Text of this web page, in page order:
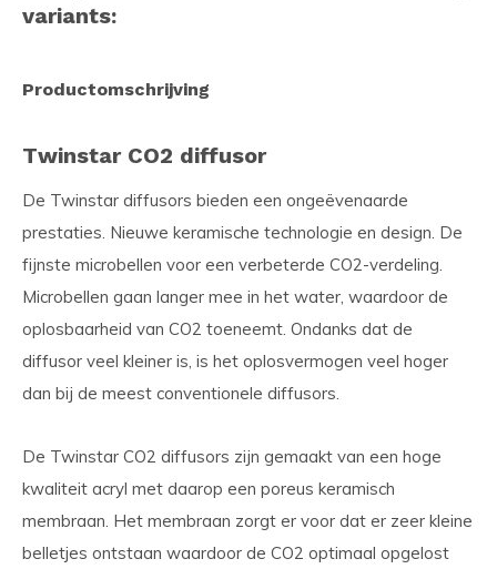
variants:
Productomschrijving
Twinstar CO2 diffusor
De Twinstar diffusors bieden een ongeëvenaarde
prestaties. Nieuwe keramische technologie en design. De
fijnste microbellen voor een verbeterde CO2-verdeling.
Microbellen gaan langer mee in het water, waardoor de
oplosbaarheid van CO2 toeneemt. Ondanks dat de
diffusor veel kleiner is, is het oplosvermogen veel hoger
dan bij de meest conventionele diffusors.
De Twinstar CO2 diffusors zijn gemaakt van een hoge
kwaliteit acryl met daarop een poreus keramisch
membraan. Het membraan zorgt er voor dat er zeer kleine
belletjes ontstaan waardoor de CO2 optimaal opgelost